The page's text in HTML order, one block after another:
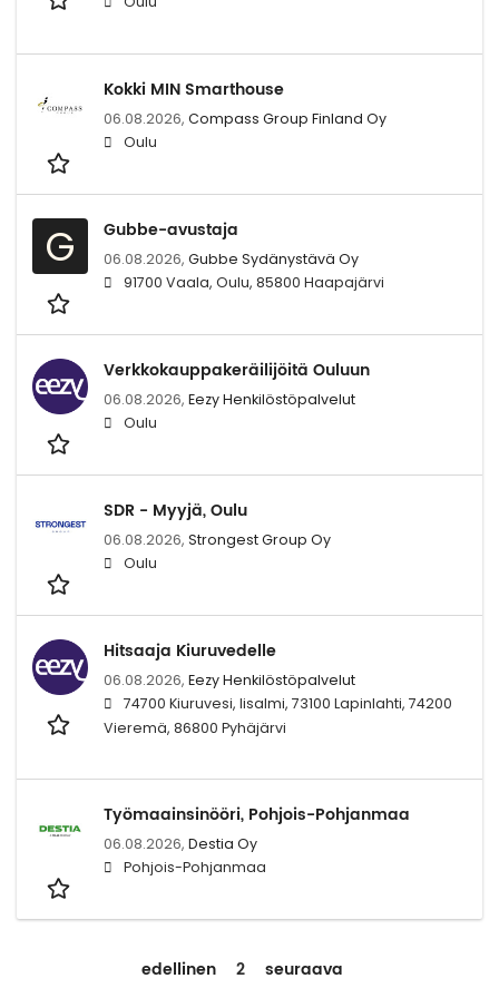
Kokki MIN Smarthouse
06.08.2026, Compass Group Finland Oy
Oulu
G Gubbe-avustaja
06.08.2026, Gubbe Sydänystävä Oy
91700 Vaala, Oulu, 85800 Haapajärvi
Verkkokauppakeräilijöitä Ouluun
06.08.2026, Eezy Henkilöstöpalvelut
Oulu
SDR - Myyjä, Oulu
06.08.2026, Strongest Group Oy
Oulu
Hitsaaja Kiuruvedelle
06.08.2026, Eezy Henkilöstöpalvelut
74700 Kiuruvesi, Iisalmi, 73100 Lapinlahti, 74200
Vieremä, 86800 Pyhäjärvi
Työmaainsinööri, Pohjois-Pohjanmaa
06.08.2026, Destia Oy
Pohjois-Pohjanmaa
edellinen 2 seuraava